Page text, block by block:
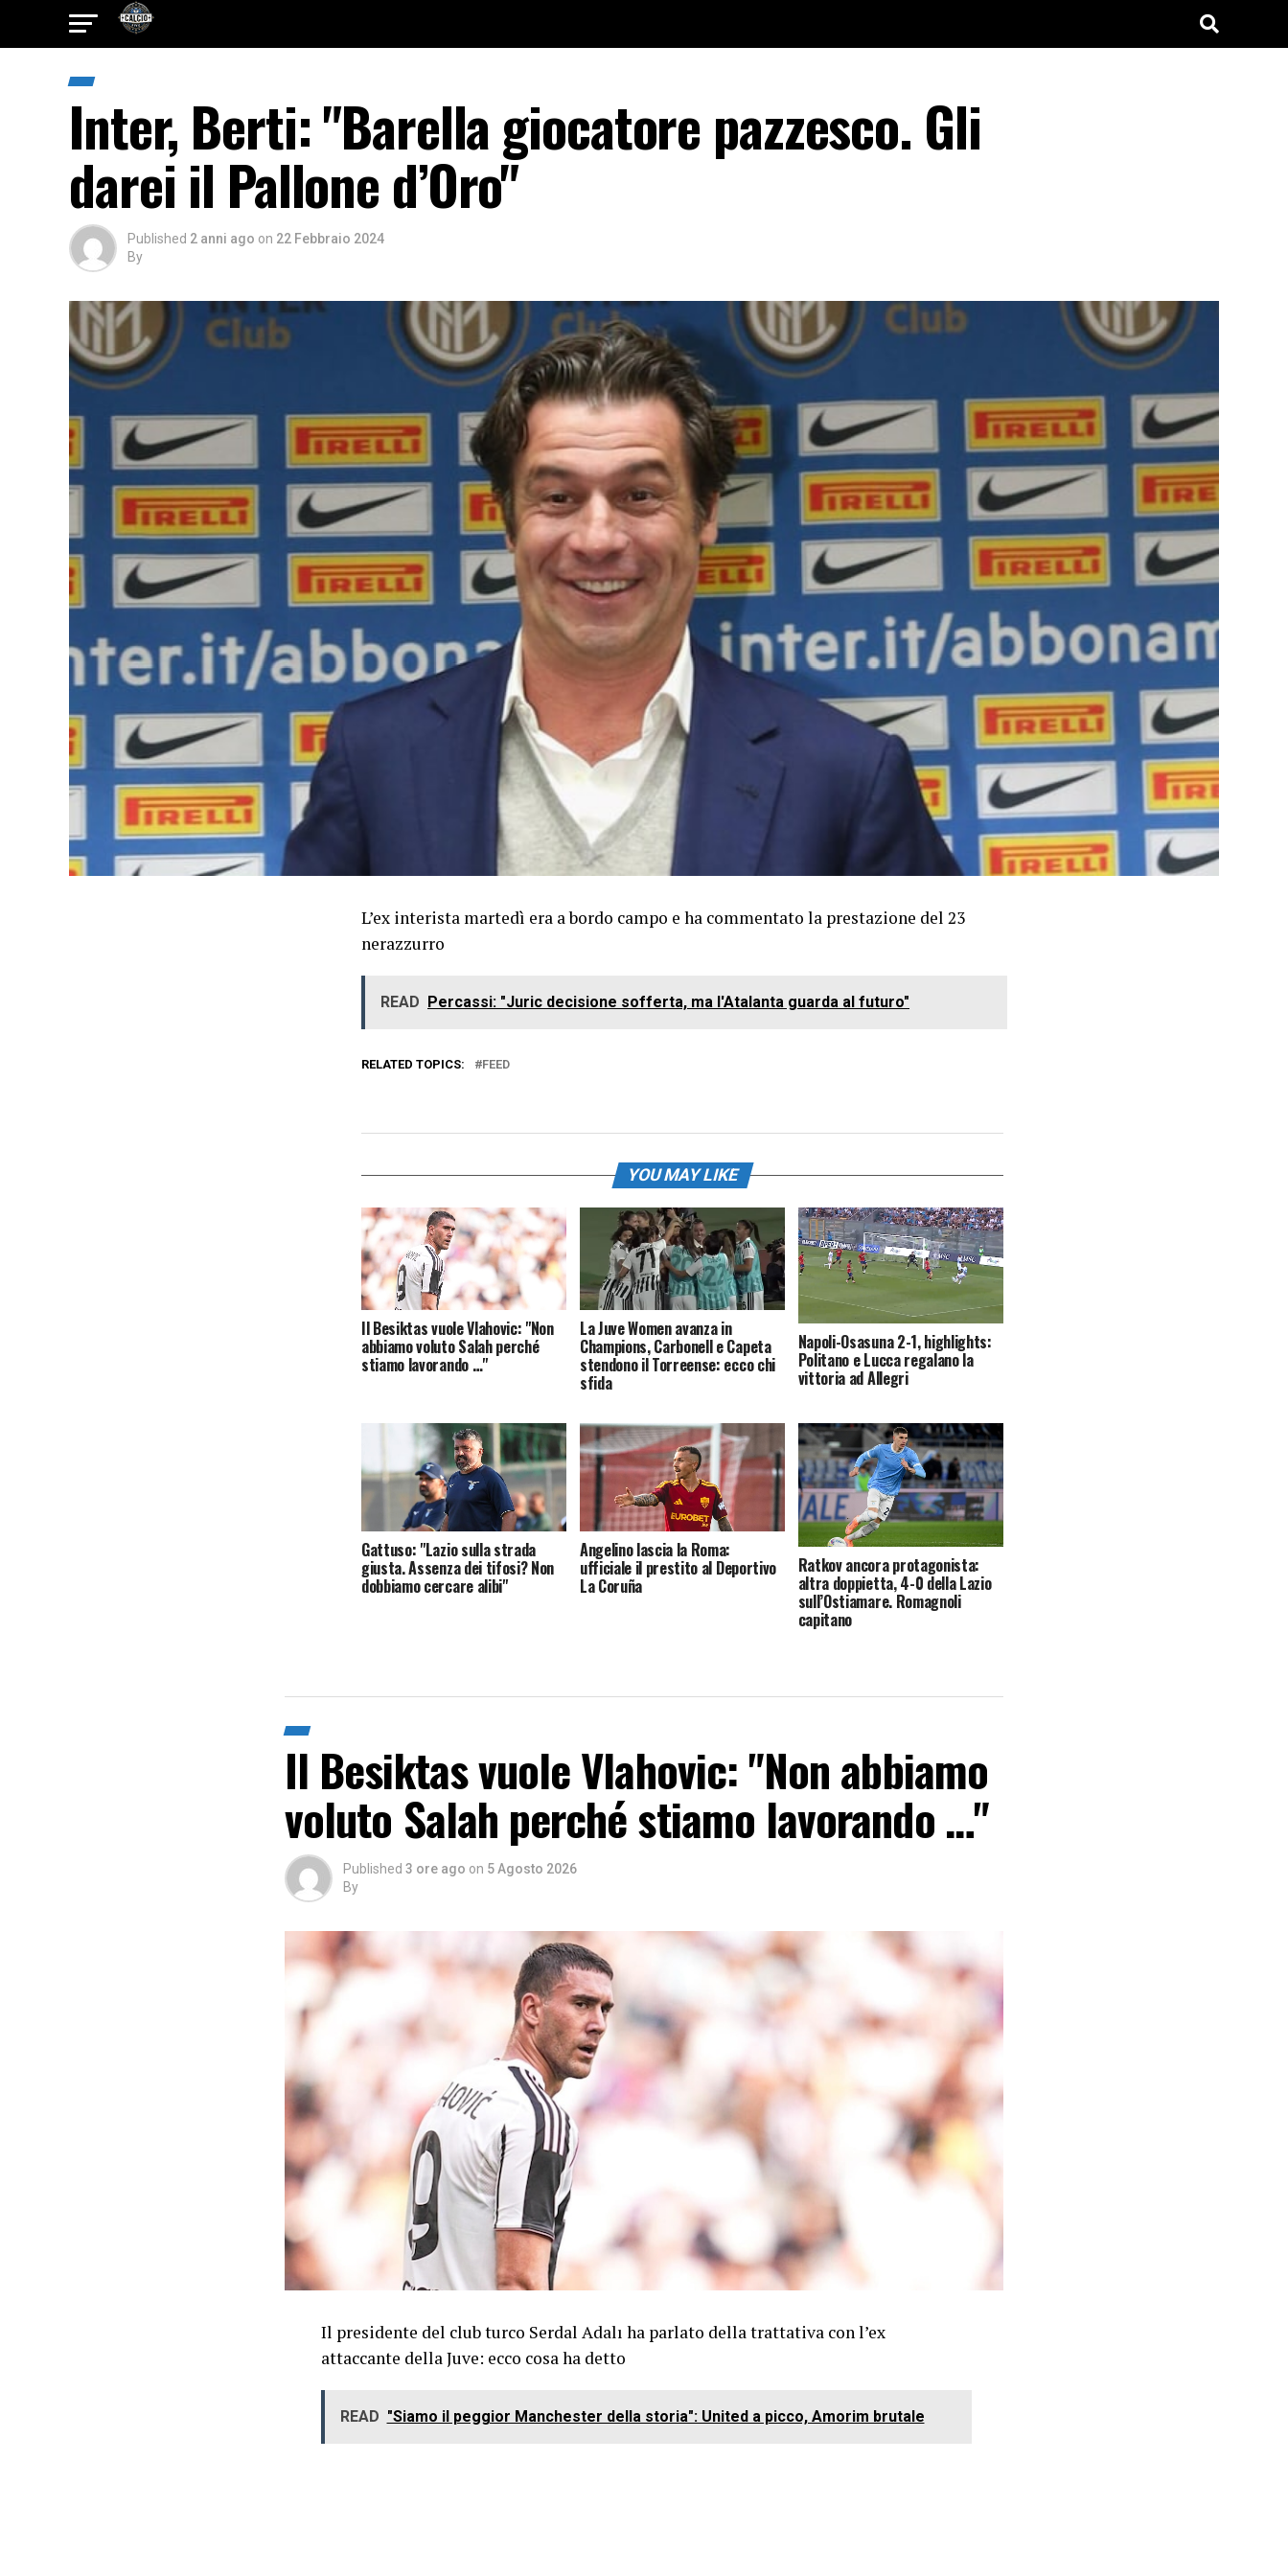
Inter, Berti: "Barella giocatore pazzesco. Gli
darei il Pallone d’Oro"
Published 2 anni ago on 22 Febbraio 2024
By
L’ex interista martedì era a bordo campo e ha commentato la prestazione del 23
nerazzurro
READ Percassi: "Juric decisione sofferta, ma l'Atalanta guarda al futuro"
RELATED TOPICS: FEED
YOU MAY LIKE
Il Besiktas vuole Vlahovic: "Non
abbiamo voluto Salah perché
stiamo lavorando …"
La Juve Women avanza in
Champions, Carbonell e Capeta
stendono il Torreense: ecco chi
sfida
Napoli-Osasuna 2-1, highlights:
Politano e Lucca regalano la
vittoria ad Allegri
Gattuso: "Lazio sulla strada
giusta. Assenza dei tifosi? Non
dobbiamo cercare alibi"
Angelino lascia la Roma:
ufficiale il prestito al Deportivo
La Coruña
Ratkov ancora protagonista:
altra doppietta, 4-0 della Lazio
sull’Ostiamare. Romagnoli
capitano
Il Besiktas vuole Vlahovic: "Non abbiamo
voluto Salah perché stiamo lavorando …"
Published 3 ore ago on 5 Agosto 2026
By
Il presidente del club turco Serdal Adalı ha parlato della trattativa con l’ex
attaccante della Juve: ecco cosa ha detto
READ "Siamo il peggior Manchester della storia": United a picco, Amorim brutale